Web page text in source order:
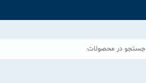
جستجو در محصولات